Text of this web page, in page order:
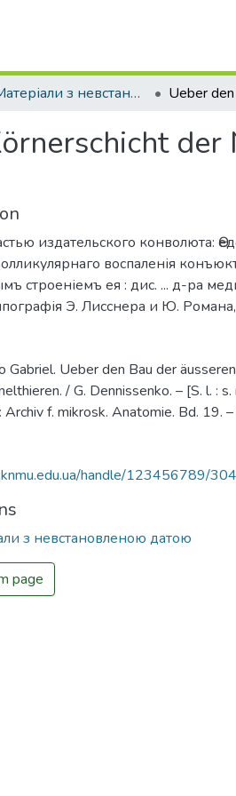
04. Матеріали з невстановленою датою
der
издательского конволюта:
воспаленія
строеніемъ ея : дис. ... д-ра
Э. Лисснера и Ю.
Gabriel. Ueber den Bau der
/ G. Dennissenko. – [S. l. :
f. mikrosk. Anatomie. Bd. 19.
handle/123456789/
з невстановленою датою
page